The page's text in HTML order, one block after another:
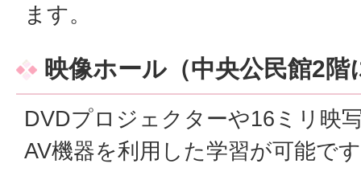
ます。
映像ホール（中央公民館2
DVDプロジェクターや16ミリ映
AV機器を利用した学習が可能で